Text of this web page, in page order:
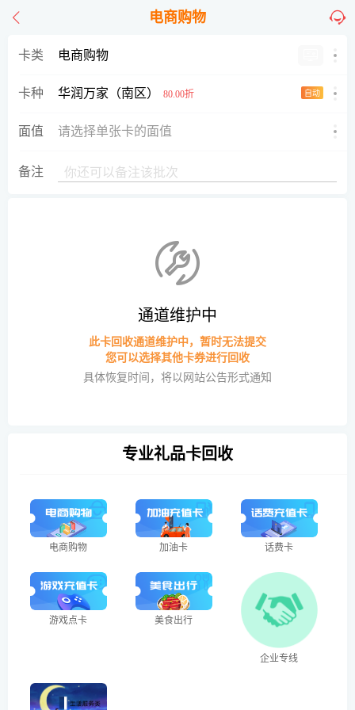
电商购物
卡类 电商购物
卡种 华润万家（南区） 自动
80.00折
面值 请选择单张卡的面值
备注
通道维护中
此卡回收通道维护中，暂时无法提交
您可以选择其他卡券进行回收
具体恢复时间，将以网站公告形式通知
专业礼品卡回收
电商购物 加油卡 话费卡
游戏点卡 美食出行
企业专线